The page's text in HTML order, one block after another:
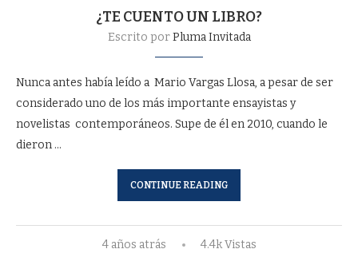
¿TE CUENTO UN LIBRO?
Escrito porPluma Invitada
Nunca antes había leído a Mario Vargas Llosa, a pesar de ser
considerado uno de los más importante ensayistas y
novelistas contemporáneos. Supe de él en 2010, cuando le
dieron …
CONTINUE READING
4 años atrás 4.4k Vistas